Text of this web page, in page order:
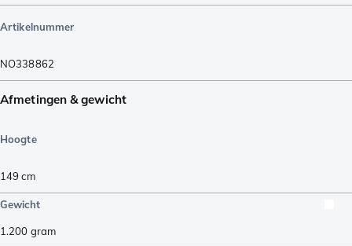
Artikelnummer
NO338862
Afmetingen & gewicht
Hoogte
149 cm
Gewicht
1.200 gram